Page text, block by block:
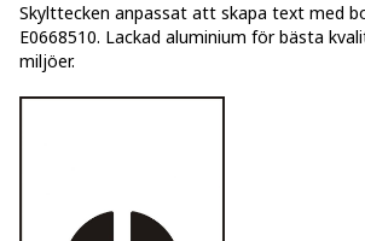
Skylttecken anpassat att skapa text med
E0668510. Lackad aluminium för bästa
miljöer.